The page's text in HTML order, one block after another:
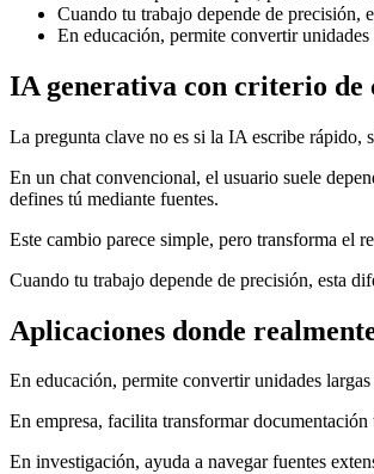
Cuando tu trabajo depende de precisión,
En educación, permite convertir
IA generativa con criterio de
La pregunta clave no es si la IA escribe rápido,
En un chat convencional, el usuario suele
defines tú mediante fuentes.
Este cambio parece simple, pero transforma el
Cuando tu trabajo depende de precisión, esta
Aplicaciones donde
En educación, permite convertir unidades
En empresa, facilita transformar
En investigación, ayuda a navegar fuentes